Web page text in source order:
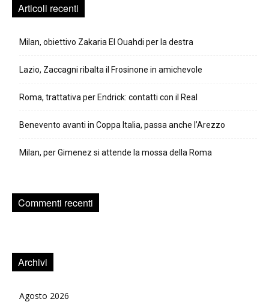
Articoli recenti
Milan, obiettivo Zakaria El Ouahdi per la destra
Lazio, Zaccagni ribalta il Frosinone in amichevole
Roma, trattativa per Endrick: contatti con il Real
Benevento avanti in Coppa Italia, passa anche l’Arezzo
Milan, per Gimenez si attende la mossa della Roma
Commenti recenti
Archivi
Agosto 2026